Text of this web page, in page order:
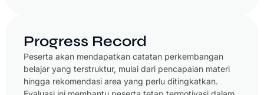
Progress Record
Peserta akan mendapatkan catatan perkembangan
belajar yang terstruktur, mulai dari pencapaian materi
hingga rekomendasi area yang perlu ditingkatkan.